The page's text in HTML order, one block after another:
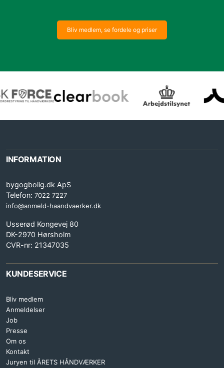
Bliv medlem, se fordele og priser
INFORMATION
bygogbolig.dk ApS
Telefon: 7022 7227
info@anmeld-haandvaerker.dk
Usserød Kongevej 80
DK-2970 Hørsholm
CVR-nr: 21347035
KUNDESERVICE
Bliv medlem
Anmeldelser
Job
Presse
Om os
Kontakt
Juryen til ÅRETS HÅNDVÆRKER